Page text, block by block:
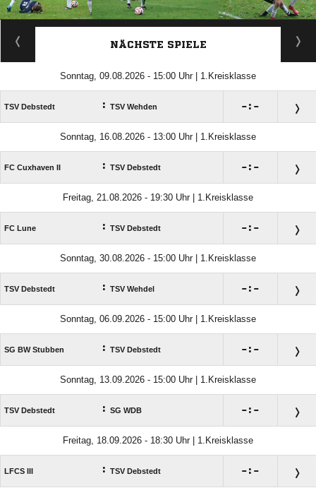
ANZEIGE
NÄCHSTE SPIELE
Sonntag, 09.08.2026 - 15:00 Uhr | 1.Kreisklasse
TSV Debstedt : TSV Wehden : 
Sonntag, 16.08.2026 - 13:00 Uhr | 1.Kreisklasse
FC Cuxhaven II : TSV Debstedt : 
Freitag, 21.08.2026 - 19:30 Uhr | 1.Kreisklasse
FC Lune : TSV Debstedt : 
Sonntag, 30.08.2026 - 15:00 Uhr | 1.Kreisklasse
TSV Debstedt : TSV Wehdel : 
Sonntag, 06.09.2026 - 15:00 Uhr | 1.Kreisklasse
SG BW Stubben : TSV Debstedt : 
Sonntag, 13.09.2026 - 15:00 Uhr | 1.Kreisklasse
TSV Debstedt : SG WDB : 
Freitag, 18.09.2026 - 18:30 Uhr | 1.Kreisklasse
LFCS III : TSV Debstedt : 